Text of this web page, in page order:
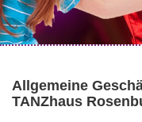
Allgemeine
TANZhaus